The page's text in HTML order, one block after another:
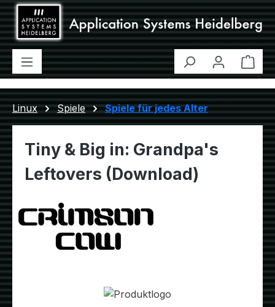
Zum Hauptinhalt springen
Linux Spiele Spiele für jedes Alter
Tiny & Big in: Grandpa's
Leftovers (Download)
Bildergalerie überspringen